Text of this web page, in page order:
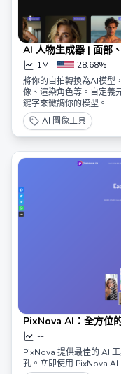
AI 人物生成器 | 面部
1M 28.68%
將你的自拍轉換為AI模型
像、渲染角色等。自定義
鍵字來微調你的模型。
AI 圖像工具
PixNova AI：全方位
--
PixNova 提供最佳的 AI
孔。立即使用 PixNova AI